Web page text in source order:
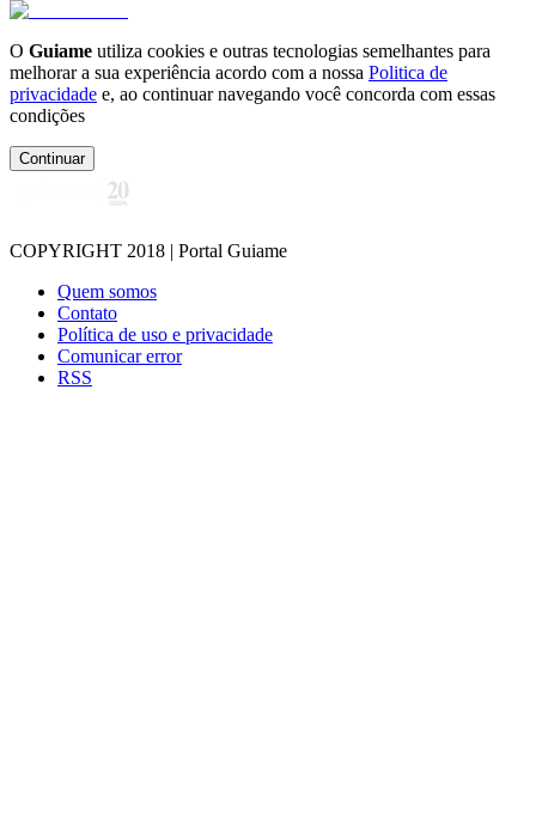
O Guiame utiliza cookies e outras tecnologias semelhantes para
melhorar a sua experiência acordo com a nossa Politica de
privacidade e, ao continuar navegando você concorda com essas
condições
Continuar
COPYRIGHT 2018 | Portal Guiame
Quem somos
Contato
Política de uso e privacidade
Comunicar error
RSS